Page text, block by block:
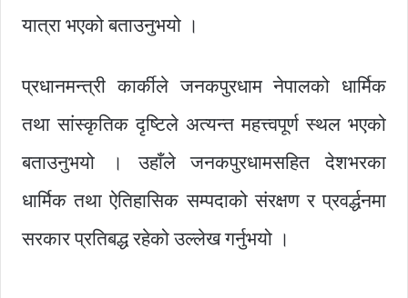
यात्रा भएको बताउनुभयो ।
प्रधानमन्त्री कार्कीले जनकपुरधाम नेपालको धार्मिक
तथा सांस्कृतिक दृष्टिले अत्यन्त महत्त्वपूर्ण स्थल भएको
बताउनुभयो । उहाँले जनकपुरधामसहित देशभरका
धार्मिक तथा ऐतिहासिक सम्पदाको संरक्षण र प्रवर्द्धनमा
सरकार प्रतिबद्ध रहेको उल्लेख गर्नुभयो ।